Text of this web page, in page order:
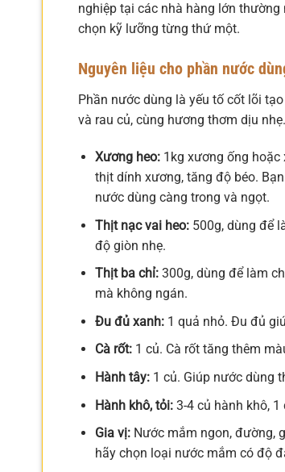
nghiệp tại các nhà hàng lớn thường
chọn kỹ lưỡng từng thứ một.
Nguyên liệu cho phần nước
Phần nước dùng là yếu tố cốt lõi
và rau củ, cùng hương thơm dịu nhẹ.
Xương heo:1kg xương ống hoặc
thịt dính xương, tăng độ béo.
nước dùng càng trong và ngọt.
Thịt nạc vai heo:500g, dùng để
độ giòn nhẹ.
Thịt ba chỉ:300g, dùng để làm
mà không ngán.
Đu đủ xanh:1 quả nhỏ. Đu đủ
Cà rốt:1 củ. Cà rốt tăng thêm
Hành tây:1 củ. Giúp nước dùng
Hành khô, tỏi:3-4 củ hành khô, 1
Gia vị:Nước mắm ngon, đường,
hãy chọn loại nước mắm có độ